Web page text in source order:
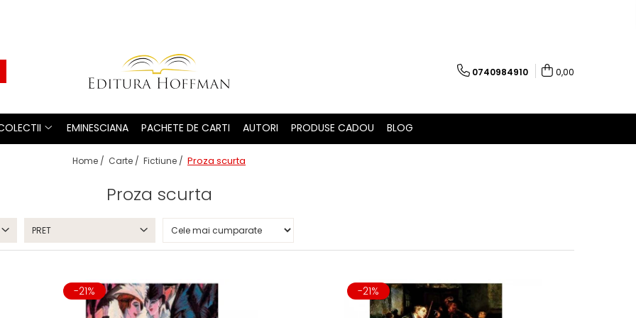
0740984910 0,00
EMINESCIANA PACHETE DE CARTI AUTORI PRODUSE CADOU BLOG
Home / Carte / Fictiune / Proza scurta
Proza scurta
PRET
-21% -21%